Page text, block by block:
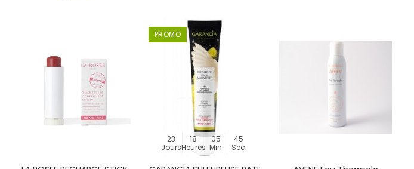
PROMO
23
Jours
18
Heures
05
Min
44
Sec